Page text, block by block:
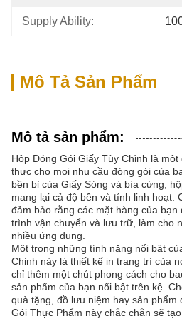
Supply Ability:
Mô Tả Sản Phẩm
Mô tả sản phẩm:
Hộp Đóng Gói Giấy Tùy Chỉnh là
thực cho mọi nhu cầu đóng gói của
bền bỉ của Giấy Sóng và bìa cứng,
mang lại cả độ bền và tính linh hoạt.
đảm bảo rằng các mặt hàng của
trình vận chuyển và lưu trữ, làm cho
nhiều ứng dụng.
Một trong những tính năng nổi bật
Chỉnh này là thiết kế in trang trí của
chỉ thêm một chút phong cách cho
sản phẩm của bạn nổi bật trên kệ.
quà tặng, đồ lưu niệm hay sản
Gói Thực Phẩm này chắc chắn sẽ